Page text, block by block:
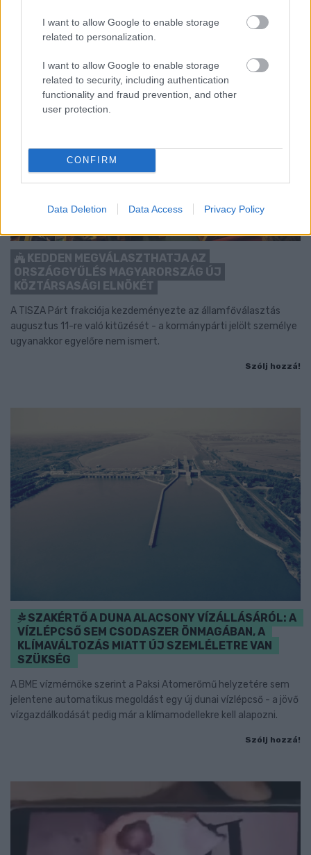
I want to allow Google to enable storage
related to personalization.
I want to allow Google to enable storage
related to security, including authentication
functionality and fraud prevention, and other
user protection.
CONFIRM
Data Deletion Data Access Privacy Policy
KEDDEN MEGVÁLASZTHATJA AZ
ORSZÁGGYŰLÉS MAGYARORSZÁG ÚJ
KÖZTÁRSASÁGI ELNÖKÉT
A TISZA Párt frakciója kezdeményezte az államfőválasztás
augusztus 11-re való kitűzését - a kormánypárti jelölt személye
ugyanakkor egyelőre nem ismert.
Szólj hozzá!
SZAKÉRTŐ A DUNA ALACSONY VÍZÁLLÁSÁRÓL: A
VÍZLÉPCSŐ SEM CSODASZER ÖNMAGÁBAN, A
KLÍMAVÁLTOZÁS MIATT ÚJ SZEMLÉLETRE VAN
SZÜKSÉG
A BME vízmérnöke szerint a Paksi Atomerőmű helyzetére sem
jelentene automatikus megoldást egy új dunai vízlépcső - a jövő
vízgazdálkodását pedig már a klímamodellekre kell alapozni.
Szólj hozzá!